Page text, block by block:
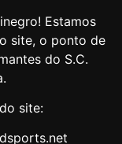
Estamos
site, o ponto de
do S.C.
site: